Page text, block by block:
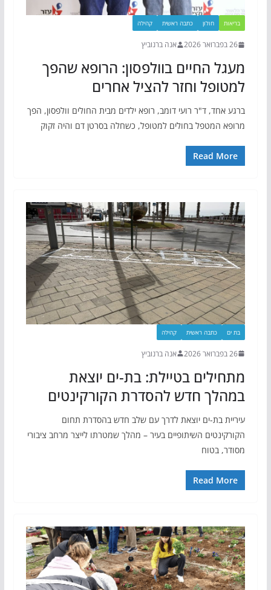
בריאות חולון כתבה ראשית קהילה
26 בפברואר 2026 אנה ברנוביץ
מעגל החיים בוולפסון: הרופא שהפך
למטופל וחזר להציל אחרים
ברגע אחד, ד"ר רועי דומב, רופא ילדים מבית החולים וולפסון, הפך
מרופא המטפל בחולים למטופל, כשחלה בסרטן דם והיה זקוק
Read More
בת ים כתבה ראשית קהילה
26 בפברואר 2026 אנה ברנוביץ
מתחילים בטיילת: בת-ים יוצאת
במהלך חדש להסדרת הקורקינטים
עיריית בת-ים יוצאת לדרך עם שלב חדש בהסדרת תחום
הקורקינטים השיתופיים בעיר – מהלך שמטרתו לייצר מרחב ציבורי
מסודר, בטוח
Read More